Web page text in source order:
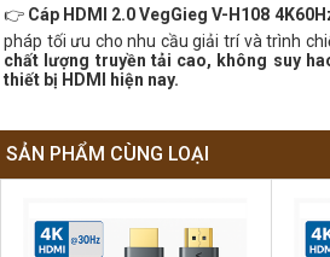
👉 Cáp HDMI 2.0 VegGieg V-H108
pháp tối ưu cho nhu cầu giải trí và trình
chất lượng truyền tải cao, không suy
thiết bị HDMI hiện nay.
SẢN PHẨM CÙNG LOẠI